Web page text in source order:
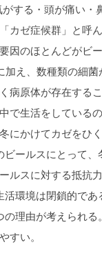
する・頭が痛い
カゼ症候群」と呼ん
因のほとんどがビ
加え、数種類の細
病原体が存在する
で生活をしているの
にかけてカゼをひ
ールスにとって、
ルスに対する抵抗
活環境は閉鎖的で
の理由が考えられ
すい。